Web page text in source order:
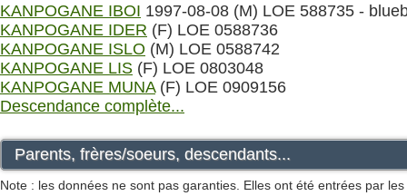
KANPOGANE IBOI 1997-08-08 (M) LOE 588735 -
KANPOGANE IDER (F) LOE 0588736
KANPOGANE ISLO (M) LOE 0588742
KANPOGANE LIS (F) LOE 0803048
KANPOGANE MUNA(F) LOE 0909156
Descendance complète...
Parents, frères/soeurs, descendants...
Note : les données ne sont pas garanties. Elles ont été entrées par